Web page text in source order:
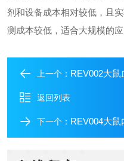
剂和设备成本相对较低，且
测成本较低，适合大规模的应
上一个： REV002大
返回列表
下一个： REV004大